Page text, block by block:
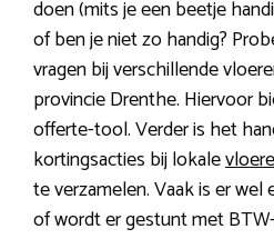
doen (mits je een beetje
of ben je niet zo handig?
vragen bij verschillende
provincie Drenthe. Hiervoor
offerte-tool. Verder is het
kortingsacties bij lokale
te verzamelen. Vaak is er
of wordt er gestunt met